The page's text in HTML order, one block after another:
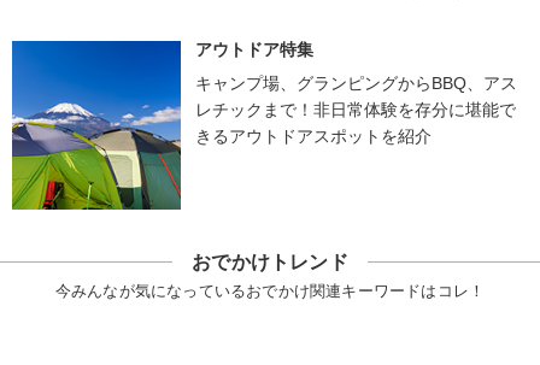
アウトドア特集
キャンプ場、グランピングからBBQ、アス
レチックまで！非日常体験を存分に堪能で
きるアウトドアスポットを紹介
おでかけトレンド
今みんなが気になっているおでかけ関連キーワードはコレ！